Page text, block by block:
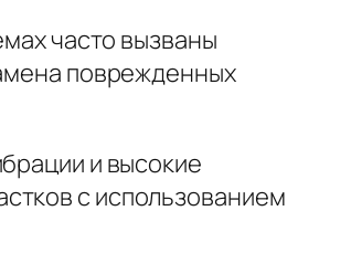
часто вызваны
поврежденных
и высокие
с использованием